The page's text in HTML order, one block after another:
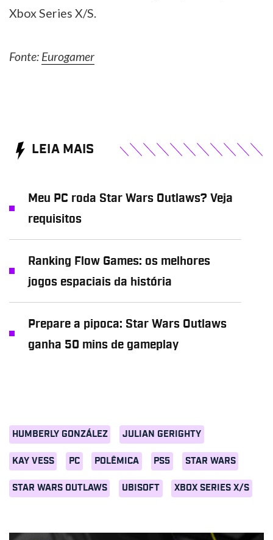
Xbox Series X/S.
Fonte: Eurogamer
HUMBERLY GONZÁLEZ JULIAN GERIGHTY
KAY VESS PC POLÊMICA PS5 STAR WARS
STAR WARS OUTLAWS UBISOFT XBOX SERIES X/S
LEIA MAIS
Meu PC roda Star Wars Outlaws? Veja
requisitos
Ranking Flow Games: os melhores
jogos espaciais da história
Prepare a pipoca: Star Wars Outlaws
ganha 50 mins de gameplay